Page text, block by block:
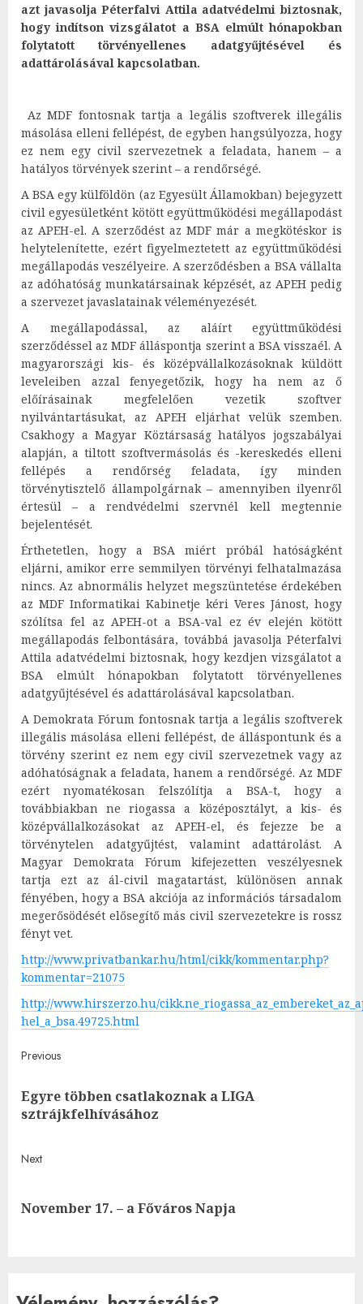
azt javasolja Péterfalvi Attila adatvédelmi biztosnak,
hogy indítson vizsgálatot a BSA elmúlt hónapokban
folytatott törvényellenes adatgyűjtésével és
adattárolásával kapcsolatban.
Az MDF fontosnak tartja a legális szoftverek illegális
másolása elleni fellépést, de egyben hangsúlyozza, hogy
ez nem egy civil szervezetnek a feladata, hanem – a
hatályos törvények szerint – a rendőrségé.
A BSA egy külföldön (az Egyesült Államokban) bejegyzett
civil egyesületként kötött együttműködési megállapodást
az APEH-el. A szerződést az MDF már a megkötéskor is
helytelenítette, ezért figyelmeztetett az együttműködési
megállapodás veszélyeire. A szerződésben a BSA vállalta
az adóhatóság munkatársainak képzését, az APEH pedig
a szervezet javaslatainak véleményezését.
A megállapodással, az aláírt együttműködési
szerződéssel az MDF álláspontja szerint a BSA visszaél. A
magyarországi kis- és középvállalkozásoknak küldött
leveleiben azzal fenyegetőzik, hogy ha nem az ő
előírásainak megfelelően vezetik szoftver
nyilvántartásukat, az APEH eljárhat velük szemben.
Csakhogy a Magyar Köztársaság hatályos jogszabályai
alapján, a tiltott szoftvermásolás és -kereskedés elleni
fellépés a rendőrség feladata, így minden
törvénytisztelő állampolgárnak – amennyiben ilyenről
értesül – a rendvédelmi szervnél kell megtennie
bejelentését.
Érthetetlen, hogy a BSA miért próbál hatóságként
eljárni, amikor erre semmilyen törvényi felhatalmazása
nincs. Az abnormális helyzet megszüntetése érdekében
az MDF Informatikai Kabinetje kéri Veres Jánost, hogy
szólítsa fel az APEH-ot a BSA-val ez év elején kötött
megállapodás felbontására, továbbá javasolja Péterfalvi
Attila adatvédelmi biztosnak, hogy kezdjen vizsgálatot a
BSA elmúlt hónapokban folytatott törvényellenes
adatgyűjtésével és adattárolásával kapcsolatban.
A Demokrata Fórum fontosnak tartja a legális szoftverek
illegális másolása elleni fellépést, de álláspontunk és a
törvény szerint ez nem egy civil szervezetnek vagy az
adóhatóságnak a feladata, hanem a rendőrségé. Az MDF
ezért nyomatékosan felszólítja a BSA-t, hogy a
továbbiakban ne riogassa a középosztályt, a kis- és
középvállalkozásokat az APEH-el, és fejezze be a
törvénytelen adatgyűjtést, valamint adattárolást. A
Magyar Demokrata Fórum kifejezetten veszélyesnek
tartja ezt az ál-civil magatartást, különösen annak
fényében, hogy a BSA akciója az információs társadalom
megerősödését elősegítő más civil szervezetekre is rossz
fényt vet.
http://www.privatbankar.hu/html/cikk/kommentar.php?
kommentar=21075
http://www.hirszerzo.hu/
hel_a_bsa.49725.html
Post
navigation
Previous
Egyre többen csatlakoznak a LIGA
sztrájkfelhívásához
Next
Next
November 17. – a Főváros Napja